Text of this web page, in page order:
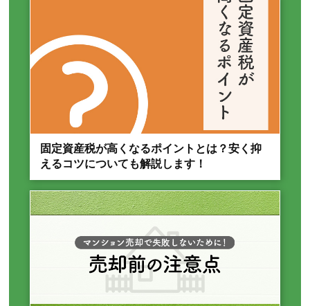
固定資産税が高くなるポイントとは？安く抑
えるコツについても解説します！